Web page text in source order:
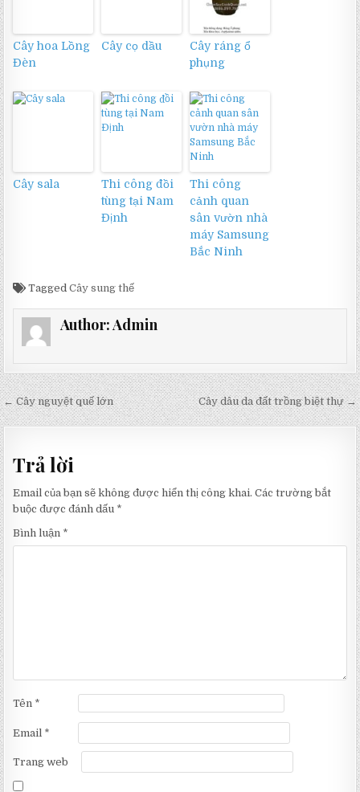
Cây hoa Lồng
Đèn
Cây cọ dầu
Cây ráng ổ
phụng
Cây sala
Thi công đồi
tùng tại Nam
Định
Thi công
cảnh quan
sân vườn nhà
máy Samsung
Bắc Ninh
TaggedCây sung thế
Author:Admin
Điều
hướng
viết
Cây dâu da đất trồng biệt thự →
← Cây nguyệt quế lớn
Trả lời
Email của bạn sẽ không được hiển thị công khai. Các trường bắt
buộc được đánh dấu *
Bình luận *
Tên *
Email *
Trang web